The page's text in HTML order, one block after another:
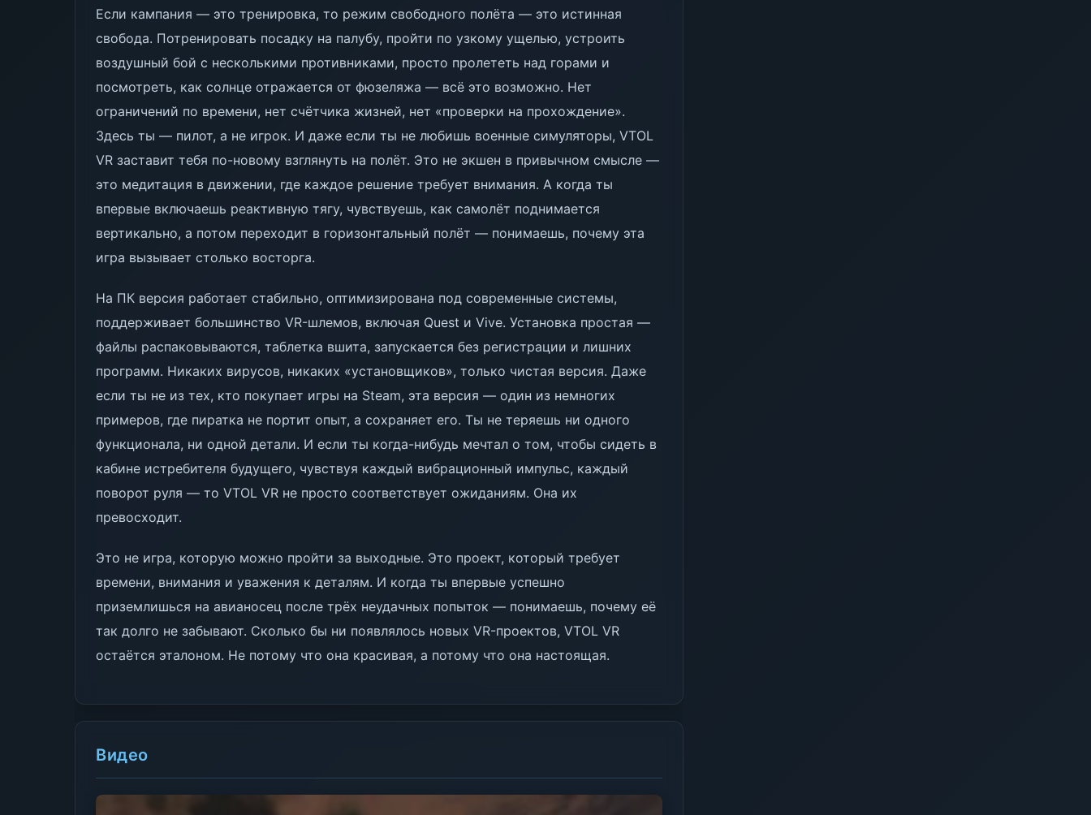
Если кампания — это тренировка, то режим свободного полёта — это истинная
свобода. Потренировать посадку на палубу, пройти по узкому ущелью, устроить
воздушный бой с несколькими противниками, просто пролететь над горами и
посмотреть, как солнце отражается от фюзеляжа — всё это возможно. Нет
ограничений по времени, нет счётчика жизней, нет «проверки на прохождение».
Здесь ты — пилот, а не игрок. И даже если ты не любишь военные симуляторы, VTOL
VR заставит тебя по-новому взглянуть на полёт. Это не экшен в привычном смысле —
это медитация в движении, где каждое решение требует внимания. А когда ты
впервые включаешь реактивную тягу, чувствуешь, как самолёт поднимается
вертикально, а потом переходит в горизонтальный полёт — понимаешь, почему эта
игра вызывает столько восторга.
На ПК версия работает стабильно, оптимизирована под современные системы,
поддерживает большинство VR-шлемов, включая Quest и Vive. Установка простая —
файлы распаковываются, таблетка вшита, запускается без регистрации и лишних
программ. Никаких вирусов, никаких «установщиков», только чистая версия. Даже
если ты не из тех, кто покупает игры на Steam, эта версия — один из немногих
примеров, где пиратка не портит опыт, а сохраняет его. Ты не теряешь ни одного
функционала, ни одной детали. И если ты когда-нибудь мечтал о том, чтобы сидеть в
кабине истребителя будущего, чувствуя каждый вибрационный импульс, каждый
поворот руля — то VTOL VR не просто соответствует ожиданиям. Она их
превосходит.
Это не игра, которую можно пройти за выходные. Это проект, который требует
времени, внимания и уважения к деталям. И когда ты впервые успешно
приземлишься на авианосец после трёх неудачных попыток — понимаешь, почему её
так долго не забывают. Сколько бы ни появлялось новых VR-проектов, VTOL VR
остаётся эталоном. Не потому что она красивая, а потому что она настоящая.
Видео